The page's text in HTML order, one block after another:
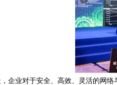
企业对于安全、高效、灵活的网